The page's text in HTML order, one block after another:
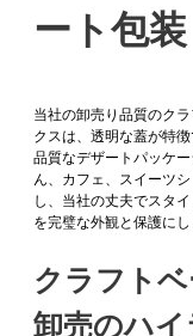
ート包装
当社の卸売り品質のク
クスは、透明な蓋が特
品質なデザートパッケ
ん、カフェ、スイーツ
し、当社の丈夫でスタ
を完璧な外観と保護に
クラフト
卸売のハイ